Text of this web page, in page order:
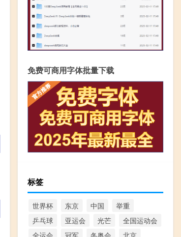
免费可商用字体批量下载
标签
世界杯 东京 中国
举重
乒乓球
亚运会 光芒
全国运动会